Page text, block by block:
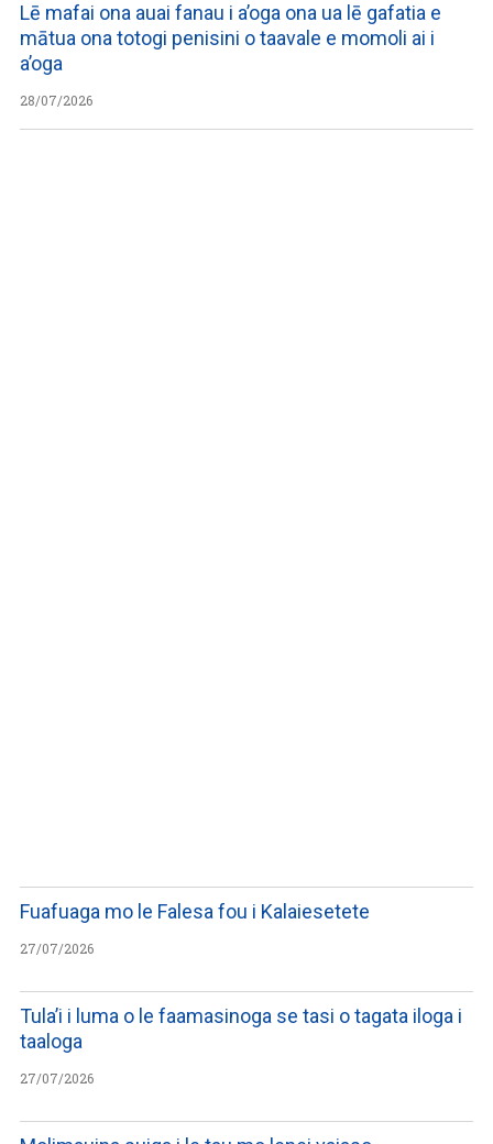
Lē mafai ona auai fanau i a’oga ona ua lē gafatia e
mātua ona totogi penisini o taavale e momoli ai i
a’oga
28/07/2026
Fuafuaga mo le Falesa fou i Kalaiesetete
27/07/2026
Tula’i i luma o le faamasinoga se tasi o tagata iloga i
taaloga
27/07/2026